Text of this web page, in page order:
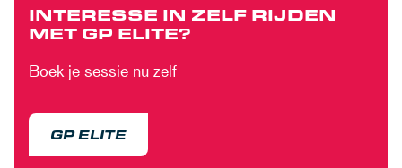
INTERESSE IN ZELF RIJDEN
MET GP ELITE?
Boek je sessie nu zelf
GP ELITE